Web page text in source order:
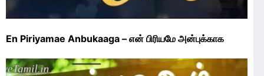
En Piriyamae Anbukaaga – என் பிரியமே அன்புக்காக